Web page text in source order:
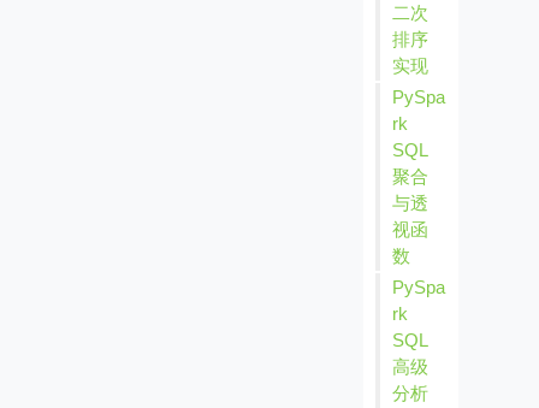
二次
排序
实现
PySpa
rk
SQL
聚合
与透
视函
数
PySpa
rk
SQL
高级
分析